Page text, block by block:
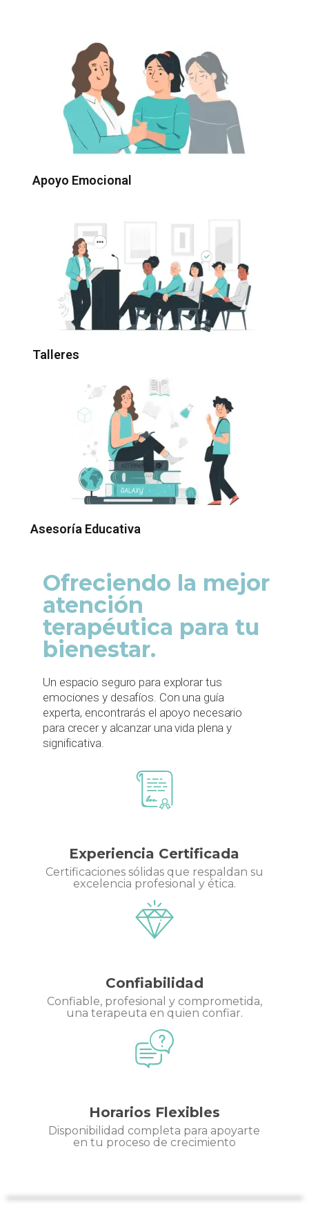
Apoyo Emocional
Talleres
Asesoría Educativa
Ofreciendo la mejor
atención
terapéutica para tu
bienestar.
Un espacio seguro para explorar tus
emociones y desafíos. Con una guía
experta, encontrarás el apoyo necesario
para crecer y alcanzar una vida plena y
significativa.
Experiencia Certificada
Certificaciones sólidas que respaldan su
excelencia profesional y ética.
Confiabilidad
Confiable, profesional y comprometida,
una terapeuta en quien confiar.
Horarios Flexibles
Disponibilidad completa para apoyarte
en tu proceso de crecimiento